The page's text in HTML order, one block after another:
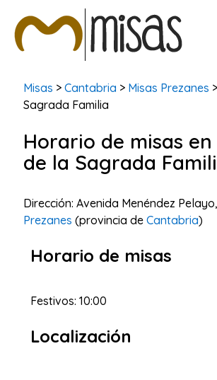
BUSCAR MISAS
Misas > Cantabria > Misas Prezanes
Sagrada Familia
Horario de misas
de la Sagrada
Dirección: Avenida Menéndez
Prezanes (provincia de Cantabria)
Horario de misas
Festivos: 10:00
Localización